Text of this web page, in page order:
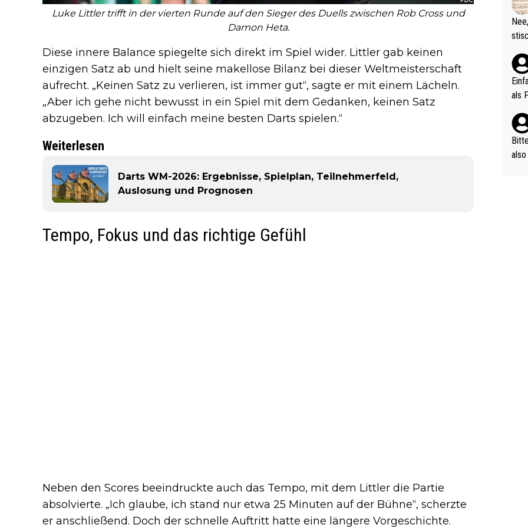
Luke Littler trifft in der vierten Runde auf den Sieger des Duells zwischen Rob Cross und
Damon Heta.
Diese innere Balance spiegelte sich direkt im Spiel wider. Littler gab keinen
einzigen Satz ab und hielt seine makellose Bilanz bei dieser Weltmeisterschaft
aufrecht. „Keinen Satz zu verlieren, ist immer gut“, sagte er mit einem Lächeln.
„Aber ich gehe nicht bewusst in ein Spiel mit dem Gedanken, keinen Satz
abzugeben. Ich will einfach meine besten Darts spielen.“
Weiterlesen
Darts WM-2026: Ergebnisse, Spielplan, Teilnehmerfeld,
Auslosung und Prognosen
Tempo, Fokus und das richtige Gefühl
Neben den Scores beeindruckte auch das Tempo, mit dem Littler die Partie
absolvierte. „Ich glaube, ich stand nur etwa 25 Minuten auf der Bühne“, scherzte
er anschließend. Doch der schnelle Auftritt hatte eine längere Vorgeschichte.
(in
als
nes
ttler
vV
als